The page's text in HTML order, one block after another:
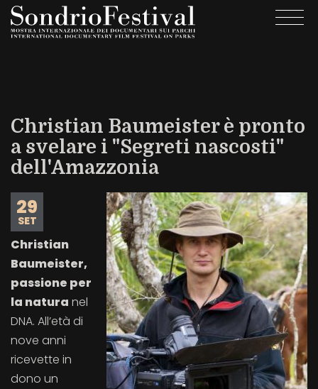
Salta
Christian Baumeister è pronto
a svelare i "Segreti nascosti"
dell'Amazzonia
29
SET
Christian
Baumeister,
passione per
la natura nel
DNA. All’età di
nove anni
ricevette in
dono un